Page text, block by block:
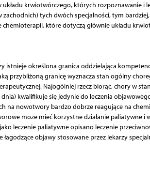
krwiotwórczego, których rozpoznawanie i
zachodnich) tych dwóch specjalności, tym
chemioterapii, które dotyczą głównie układu
istnieje określona granica oddzielająca
przybliżoną granicę wyznacza stan ogólny
Najogólniej rzecz biorąc, chory w
dnia) kwalifikuje się jedynie do leczenia
na nowotwory bardzo dobrze reagujące na
może mieć korzystne działanie paliatywne
leczenie paliatywne opisano leczenie
łagodzące objawy stosowane przez lekarzy